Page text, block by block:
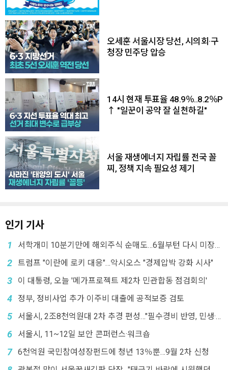
오세훈 서울시장 당선, 시의회·구
청장 민주당 압승
14시 현재 투표율 48.9％..8.2％P
↑ "일꾼이 공약 잘 실천하길"
서울 재생에너지 자립률 전국 꼴
찌, 정책 지속 필요성 제기
인기 기사
1
서학개미 10분기만에 해외주식 순매도…6월부턴 다시 미장으
2 트럼프 "이란에 로키 대응"…악시오스 "경제압박 강화 시사"
3 이 대통령, 오늘 '메가프로젝트 제2차 민관합동 점검회의'
4 정부, 정비사업 추가 이주비 대출에 공적보증 검토
5
서울시, 2조8천억원대 2차 추경 편성…"필수경비 반영, 민생·
6 서울시, 11~12일 보안 콘퍼런스·워크숍
7 6천억원 국민참여성장펀드에 청년 13％뿐…9월 2차 신청